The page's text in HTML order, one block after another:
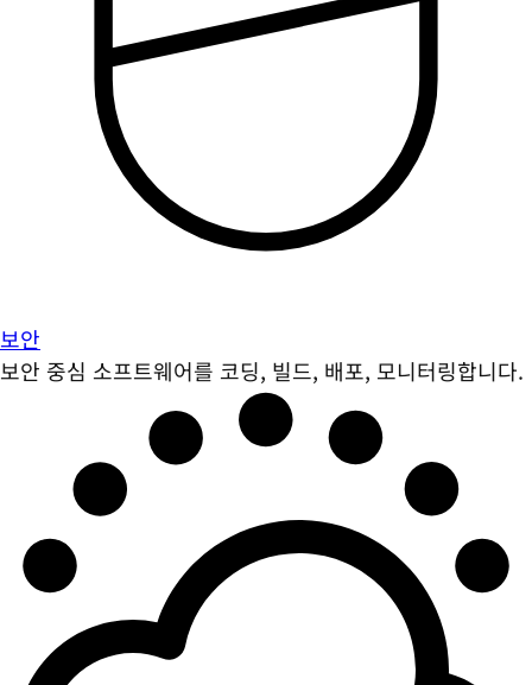
보안
보안 중심 소프트웨어를 코딩, 빌드, 배포, 모니터링합니다.